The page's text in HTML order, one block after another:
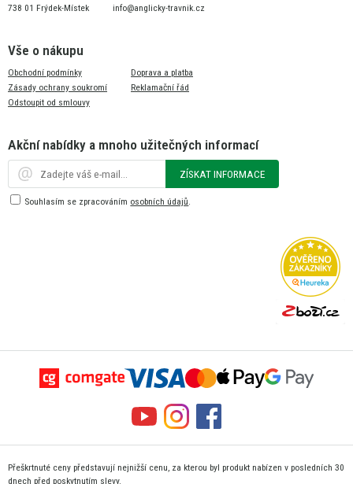
738 01 Frýdek-Místek
info@anglicky-travnik.cz
Vše o nákupu
Obchodní podmínky
Zásady ochrany soukromí
Odstoupit od smlouvy
Doprava a platba
Reklamační řád
Akční nabídky a mnoho užitečných informací
ZÍSKAT INFORMACE
Souhlasím se zpracováním osobních údajů.
Přeškrtnuté ceny představují nejnižší cenu, za kterou byl produkt nabízen v posledních 30
dnech před poskytnutím slevy.